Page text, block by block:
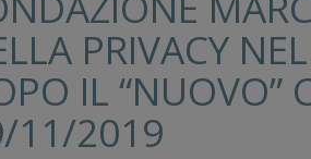
PRIVACY
IL “NUOVO”
11/2019